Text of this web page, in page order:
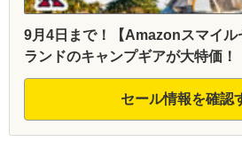
9月4日まで！【Amazonスマイル
ランドのキャンプギアが大特価！
セール情報を確認